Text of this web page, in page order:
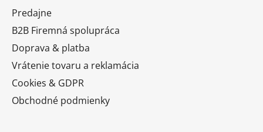
Predajne
B2B Firemná spolupráca
Doprava & platba
Vrátenie tovaru a reklamácia
Cookies & GDPR
Obchodné podmienky